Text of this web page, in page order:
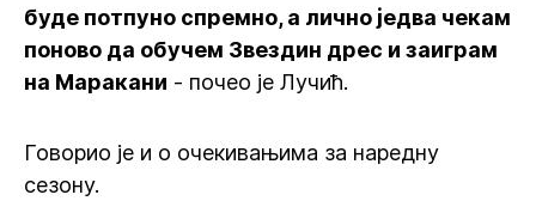
буде потпуно спремно, а лично једва чекам
поново да обучем Звездин дрес и заиграм
на Маракани - почео је Лучић.
Говорио је и о очекивањима за наредну
сезону.